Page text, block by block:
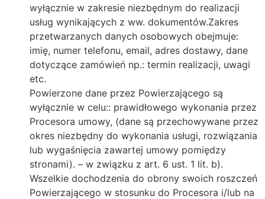
wyłącznie w zakresie niezbędnym do realizacji
usług wynikających z ww. dokumentów.Zakres
przetwarzanych danych osobowych obejmuje:
imię, numer telefonu, email, adres dostawy, dane
dotyczące zamówień np.: termin realizacji, uwagi
etc.
Powierzone dane przez Powierzającego są
wyłącznie w celu:: prawidłowego wykonania przez
Procesora umowy, (dane są przechowywane przez
okres niezbędny do wykonania usługi, rozwiązania
lub wygaśnięcia zawartej umowy pomiędzy
stronami). – w związku z art. 6 ust. 1 lit. b).
Wszelkie dochodzenia do obrony swoich roszczeń
Powierzającego w stosunku do Procesora i/lub na